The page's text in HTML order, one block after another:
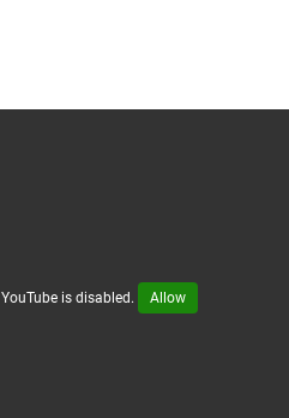
YouTube is disabled. Allow